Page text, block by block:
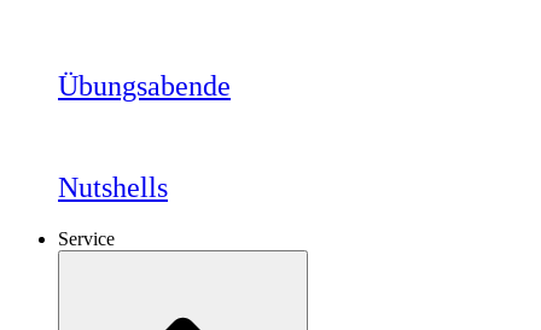
Übungsabende
Nutshells
Service